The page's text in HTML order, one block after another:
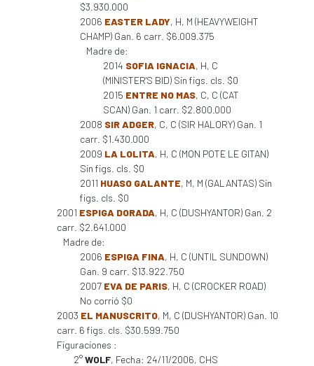
$3.930.000
2006 EASTER LADY, H, M (HEAVYWEIGHT
CHAMP) Gan. 6 carr. $6.009.375
Madre de:
2014 SOFIA IGNACIA, H, C
(MINISTER'S BID) Sin figs. cls. $0
2015 ENTRE NO MAS, C, C (CAT
SCAN) Gan. 1 carr. $2.800.000
2008 SIR ADGER, C, C (SIR HALORY) Gan. 1
carr. $1.430.000
2009 LA LOLITA, H, C (MON POTE LE GITAN)
Sin figs. cls. $0
2011 HUASO GALANTE, M, M (GALANTAS) Sin
figs. cls. $0
2001 ESPIGA DORADA, H, C (DUSHYANTOR) Gan. 2
carr. $2.641.000
Madre de:
2006 ESPIGA FINA, H, C (UNTIL SUNDOWN)
Gan. 9 carr. $13.922.750
2007 EVA DE PARIS, H, C (CROCKER ROAD)
No corrió $0
2003 EL MANUSCRITO, M, C (DUSHYANTOR) Gan. 10
carr. 6 figs. cls. $30.599.750
Figuraciones :
2°WOLF, Fecha: 24/11/2006, CHS